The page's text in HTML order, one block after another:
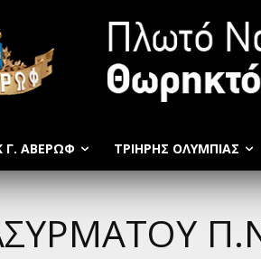
Γ. ΑΒΕΡΩΦ ΤΡΙΉΡΗΣ ΟΛΥΜΠΙΆΣ